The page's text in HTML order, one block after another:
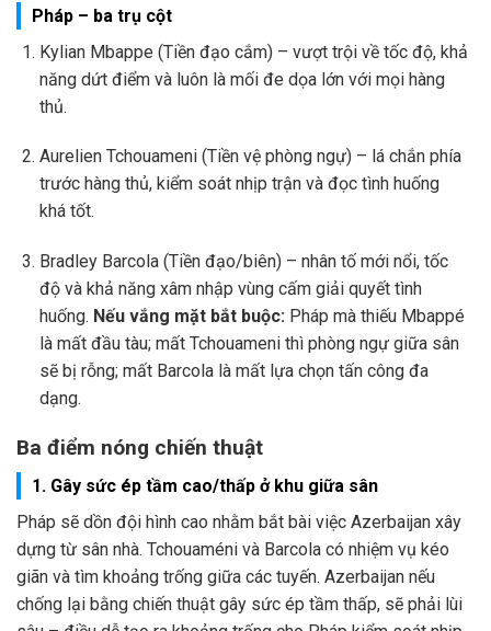
Pháp – ba trụ cột
Kylian Mbappe (Tiền đạo cắm) – vượt trội về tốc độ, khả
năng dứt điểm và luôn là mối đe dọa lớn với mọi hàng
thủ.
Aurelien Tchouameni (Tiền vệ phòng ngự) – lá chắn phía
trước hàng thủ, kiểm soát nhịp trận và đọc tình huống
khá tốt.
Bradley Barcola (Tiền đạo/biên) – nhân tố mới nổi, tốc
độ và khả năng xâm nhập vùng cấm giải quyết tình
huống. Nếu vắng mặt bắt buộc:Pháp mà thiếu Mbappé
là mất đầu tàu; mất Tchouameni thì phòng ngự giữa sân
sẽ bị rỗng; mất Barcola là mất lựa chọn tấn công đa
dạng.
Ba điểm nóng chiến thuật
1. Gây sức ép tầm cao/thấp ở khu giữa sân
Pháp sẽ dồn đội hình cao nhằm bắt bài việc Azerbaijan xây
dựng từ sân nhà. Tchouaméni và Barcola có nhiệm vụ kéo
giãn và tìm khoảng trống giữa các tuyến. Azerbaijan nếu
chống lại bằng chiến thuật gây sức ép tầm thấp, sẽ phải lùi